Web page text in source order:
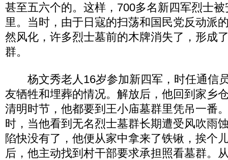
甚至五六个的。这样，700多名新四军烈士
里。当时，由于日寇的扫荡和国民党反动派
然风化，许多烈士墓前的木牌消失了，形成
群。
杨文秀老人16岁参加新四军，时任通信
友牺牲和埋葬的情况。解放后，他回到家乡
清明时节，他都要到王小庙墓群里凭吊一番
时，当他看到无名烈士墓群长期遭受风吹雨
陷快没有了，他便从家中拿来了铁锹，挨个
后，他主动找到村干部要求承担照看墓群。